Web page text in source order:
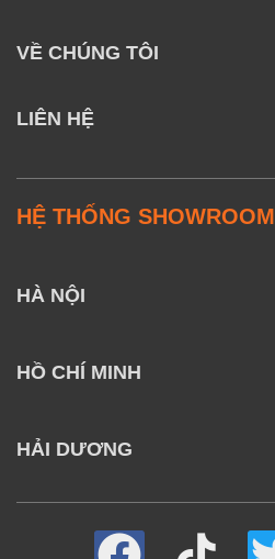
VỀ CHÚNG TÔI
LIÊN HỆ
HỆ THỐNG SHOWROOM
HÀ NỘI
HỒ CHÍ MINH
HẢI DƯƠNG